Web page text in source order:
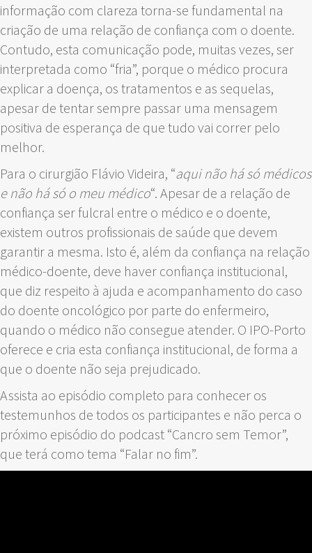
informação com clareza torna-se fundamental na
criação de uma relação de confiança com o doente.
Contudo, esta comunicação pode, muitas vezes, ser
interpretada como “fria”, porque o médico procura
explicar a doença, os tratamentos e as sequelas,
apesar de tentar sempre passar uma mensagem
positiva de esperança de que tudo vai correr pelo
melhor.
Para o cirurgião Flávio Videira, “aqui não há só médicos
e não há só o meu médico“. Apesar de a relação de
confiança ser fulcral entre o médico e o doente,
existem outros profissionais de saúde que devem
garantir a mesma. Isto é, além da confiança na relação
médico-doente, deve haver confiança institucional,
que diz respeito à ajuda e acompanhamento do caso
do doente oncológico por parte do enfermeiro,
quando o médico não consegue atender. O IPO-Porto
oferece e cria esta confiança institucional, de forma a
que o doente não seja prejudicado.
Assista ao episódio completo para conhecer os
testemunhos de todos os participantes e não perca o
próximo episódio do podcast “Cancro sem Temor”,
que terá como tema “Falar no fim”.